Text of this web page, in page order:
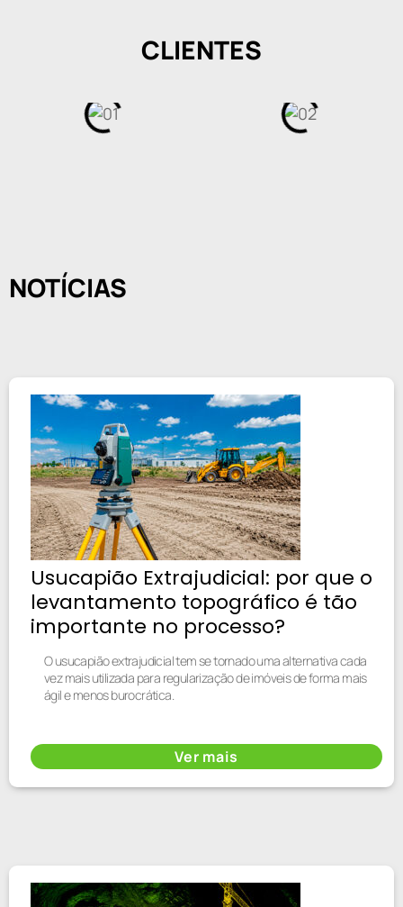
CLIENTES
NOTÍCIAS
Usucapião Extrajudicial: por que o
levantamento topográfico é tão
importante no processo?
O usucapião extrajudicial tem se tornado uma alternativa cada
vez mais utilizada para regularização de imóveis de forma mais
ágil e menos burocrática.
Ver mais